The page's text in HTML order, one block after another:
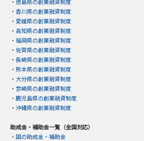
・ 香川県の創業融資制度
・ 愛媛県の創業融資制度
・ 高知県の創業融資制度
・ 福岡県の創業融資制度
・ 佐賀県の創業融資制度
・ 長崎県の創業融資制度
・ 熊本県の創業融資制度
・ 大分県の創業融資制度
・ 宮崎県の創業融資制度
・ 鹿児島県の創業融資制度
・ 沖縄県の創業融資制度
助成金・補助金一覧（全国対応）
・ 国の助成金・補助金